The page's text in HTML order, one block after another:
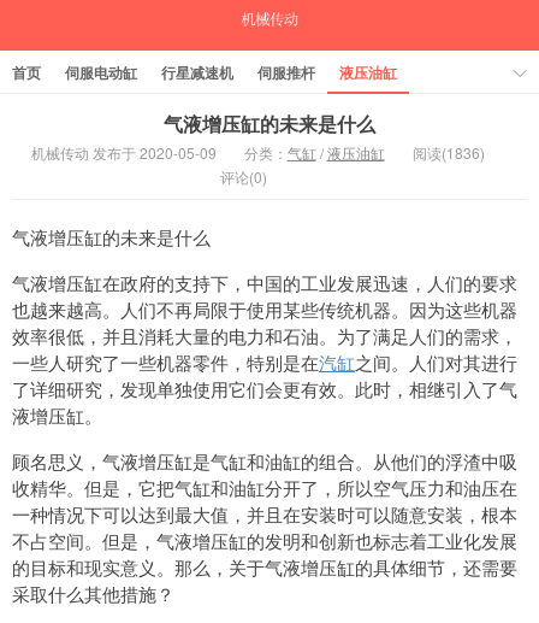
首页 伺服电动缸 行星减速机 伺服推杆
液压油缸
气液增压缸的未来是什么
机械传动 发布于 2020-05-09 分类： 气缸 /液压油缸
阅读(1836)
评论(0)
气液增压缸的未来是什么
气液增压缸在政府的支持下，中国的工业发展迅速，人们的要求
也越来越高。人们不再局限于使用某些传统机器。因为这些机器
效率很低，并且消耗大量的电力和石油。为了满足人们的需求，
一些人研究了一些机器零件，特别是在汽缸之间。人们对其进行
了详细研究，发现单独使用它们会更有效。此时，相继引入了气
液增压缸。
顾名思义，气液增压缸是气缸和油缸的组合。从他们的浮渣中吸
收精华。但是，它把气缸和油缸分开了，所以空气压力和油压在
一种情况下可以达到最大值，并且在安装时可以随意安装，根本
不占空间。但是，气液增压缸的发明和创新也标志着工业化发展
的目标和现实意义。那么，关于气液增压缸的具体细节，还需要
采取什么其他措施？